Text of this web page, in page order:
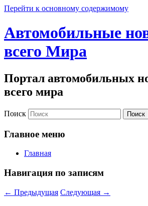
Перейти к основному содержимому
Автомобильные
всего Мира
Портал автомобильных
всего мира
Поиск
Главное меню
Главная
Навигация по записям
← Предыдущая Следующая →